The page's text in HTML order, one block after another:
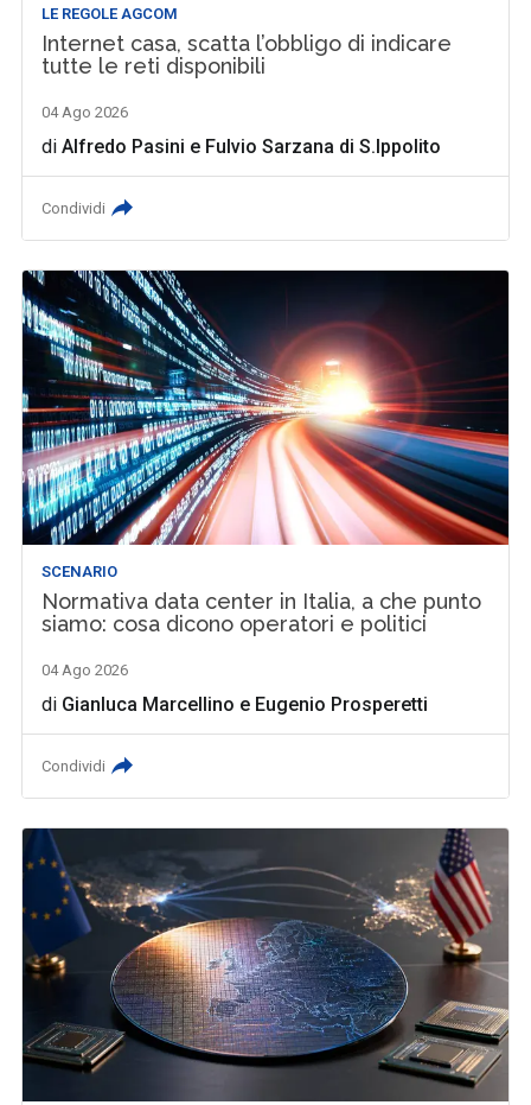
LE REGOLE AGCOM
Internet casa, scatta l’obbligo di indicare
tutte le reti disponibili
04 Ago 2026
diAlfredo Pasini e Fulvio Sarzana di S.Ippolito
Condividi
SCENARIO
Normativa data center in Italia, a che punto
siamo: cosa dicono operatori e politici
04 Ago 2026
di Gianluca Marcellino e Eugenio Prosperetti
Condividi